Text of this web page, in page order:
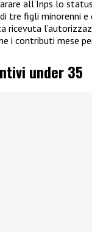
all’Inps lo
tre figli minorenni e
ricevuta
i contributi mese
under 35